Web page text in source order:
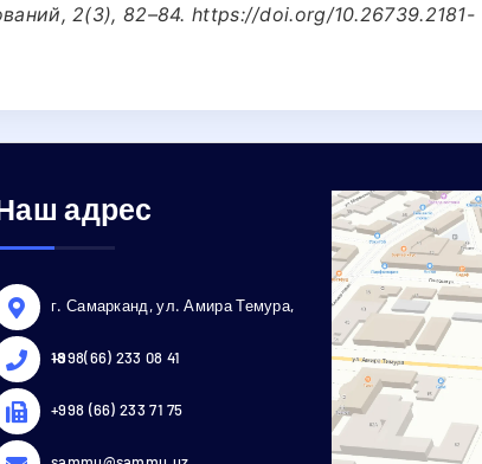
2(3), 82–84. https://doi.org/10.26739.2181-
адрес
г. Самарканд, ул. Амира Темура,
18
+998(66) 233 08 41
+998 (66) 233 71 75